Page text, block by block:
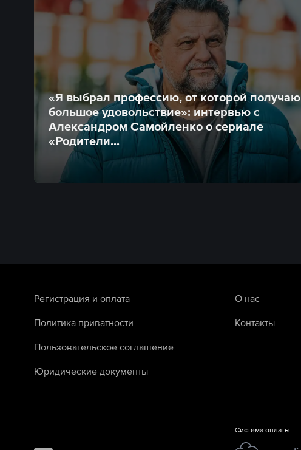
«Я выбрал профессию, от которой получаю
большое удовольствие»: интервью с
Александром Самойленко о сериале
«Родители...
Регистрация и оплата
Политика приватности
Пользовательское соглашение
Юридические документы
О нас
Контакты
Система оплаты